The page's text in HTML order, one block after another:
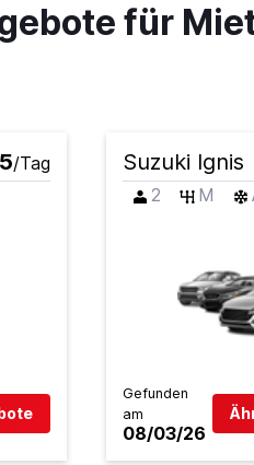
Preise prüfen
Car
Preise prüfen
für
/Tag
Suzuki Ignis
2
M
Gefunden
am
08/03/26